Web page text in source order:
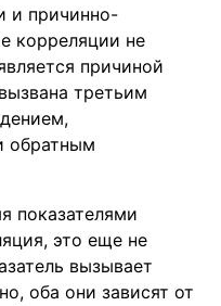
и причинно-
корреляции не
причиной
третьим
обратным
показателями
это еще не
вызывает
оба они зависят от